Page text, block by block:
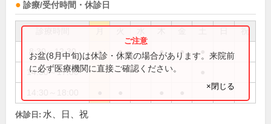
診療/受付時間・休診日
祝
8:30～12:30 ● ● ● ●
14:30～17:00
お盆(8月中旬)は休診・休業の場合があります。来院前
に必ず医療機関に直接ご確認ください。
×閉じる
休診日: 水、日、祝